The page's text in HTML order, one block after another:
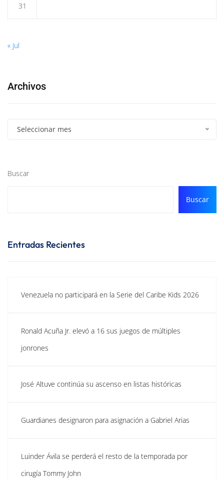
31
« Jul
Archivos
Seleccionar mes
Buscar
Buscar
Entradas Recientes
Venezuela no participará en la Serie del Caribe Kids 2026
Ronald Acuña Jr. elevó a 16 sus juegos de múltiples
jonrones
José Altuve continúa su ascenso en listas históricas
Guardianes designaron para asignación a Gabriel Arias
Luinder Ávila se perderá el resto de la temporada por
cirugía Tommy John